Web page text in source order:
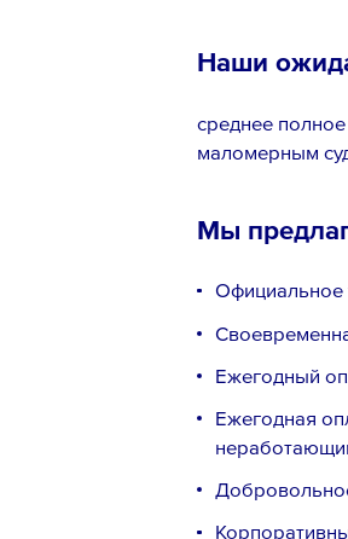
Наши
среднее
маломерным
Мы
Официальное
Ежегодный
Ежегодная